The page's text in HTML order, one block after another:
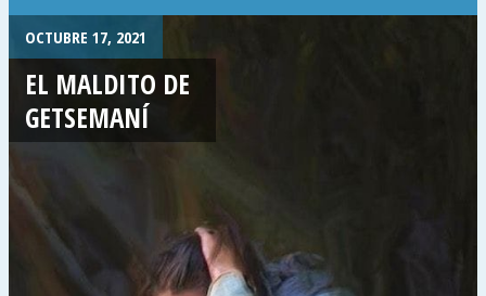
OCTUBRE 17, 2021
EL MALDITO DE
GETSEMANÍ